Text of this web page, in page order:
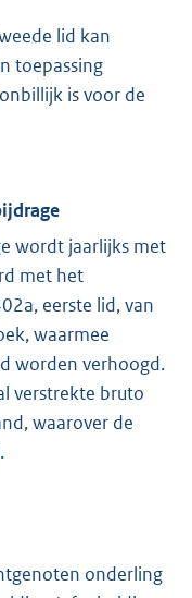
lid kan
toepassing
is voor de
wordt jaarlijks met
met het
eerste lid, van
waarmee
worden verhoogd.
verstrekte bruto
waarover de
onderling